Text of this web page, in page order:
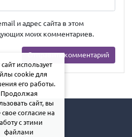
и адрес сайта в этом
моих комментариев.
сайт использует
cookie для
его работы.
Продолжая
сайт, вы
свое согласие на
с этими
файлами